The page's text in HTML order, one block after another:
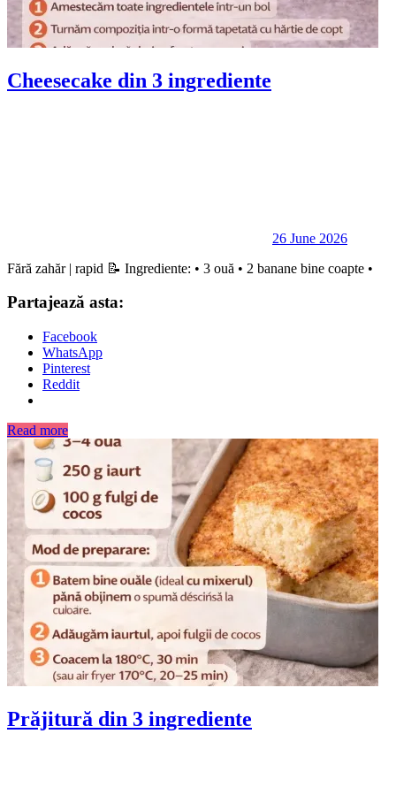
Cheesecake din 3 ingrediente
26 June 2026
Fără zahăr | rapid 📝 Ingrediente: • 3 ouă • 2 banane bine coapte •
Partajează asta:
Facebook
WhatsApp
Pinterest
Reddit
Read more
Prăjitură din 3 ingrediente